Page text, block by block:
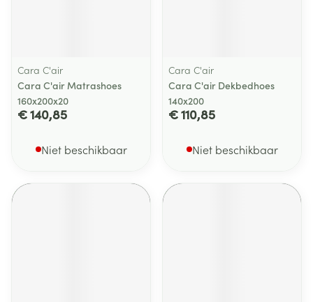
Cara C'air
Cara C'air Matrashoes
160x200x20
€ 140,85
Niet beschikbaar
Cara C'air
Cara C'air Dekbedhoes
140x200
€ 110,85
Niet beschikbaar